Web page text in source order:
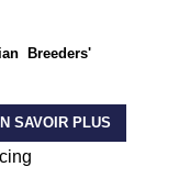
Breeders'
SAVOIR PLUS